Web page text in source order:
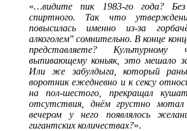
«…видите пик 1983-го года? Без
спиртного. Так что
повысилась именно из-за
алкоголем" сомнительно. В конце
представляете? Культурному
выпивающему коньяк, это мешало
Или же забулдыга, который
воротник ежедневно и к сексу
на пол-шестого, прекращал
отсутствия, днём грустно
вечером у него появлялось
гигантских количествах?».